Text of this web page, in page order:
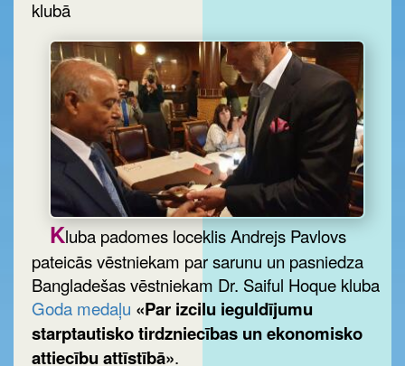
klubā
Kluba padomes loceklis Andrejs Pavlovs
pateicās vēstniekam par sarunu un pasniedza
Bangladešas vēstniekam Dr. Saiful Hoque kluba
Goda medaļu «Par izcilu ieguldījumu
starptautisko tirdzniecības un ekonomisko
attiecību attīstībā».